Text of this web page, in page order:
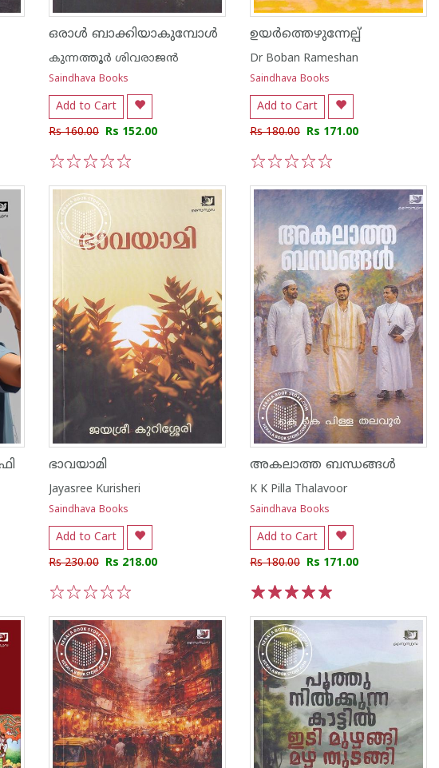
ഒരാൾ ബാക്കിയാകുമ്പോൾ
കുന്നത്തൂര്‍ ശിവരാജന്‍
Saindhava Books
Add to Cart
Rs 160.00 Rs 152.00
ഉയർത്തെഴുന്നേല്പ്
Dr Boban Rameshan
Saindhava Books
Add to Cart
Rs 180.00 Rs 171.00
ഭാവയാമി
Jayasree Kurisheri
Saindhava Books
Add to Cart
Rs 230.00 Rs 218.00
അകലാത്ത ബന്ധങ്ങൾ
K K Pilla Thalavoor
Saindhava Books
Add to Cart
Rs 180.00 Rs 171.00